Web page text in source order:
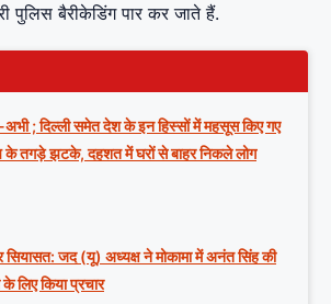
पुलिस बैरीकेडिंग पार कर जाते हैं.
; दिल्ली समेत देश के इन हिस्सों में महसूस किए गए
तगड़े झटके, दहशत में घरों से बाहर निकले लोग
सियासत: जद (यू) अध्यक्ष ने मोकामा में अनंत सिंह की
के लिए किया प्रचार